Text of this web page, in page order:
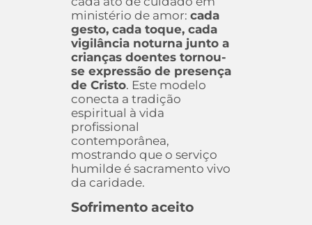
ministério de amor:cada
gesto, cada toque, cada
vigilância noturna junto a
crianças doentes tornou-
se expressão de presença
de Cristo. Este modelo
conecta a tradição
espiritual à vida
profissional
contemporânea,
mostrando que o serviço
humilde é sacramento vivo
da caridade.
Sofrimento aceito